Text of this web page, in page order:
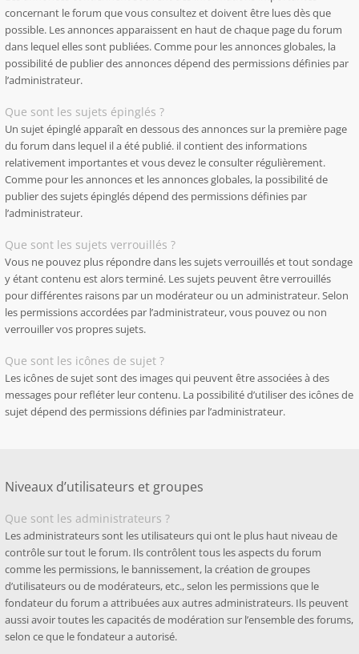
concernant le forum que vous consultez et doivent être lues dès que
possible. Les annonces apparaissent en haut de chaque page du forum
dans lequel elles sont publiées. Comme pour les annonces globales, la
possibilité de publier des annonces dépend des permissions définies par
l’administrateur.
Que sont les sujets épinglés ?
Un sujet épinglé apparaît en dessous des annonces sur la première page
du forum dans lequel il a été publié. il contient des informations
relativement importantes et vous devez le consulter régulièrement.
Comme pour les annonces et les annonces globales, la possibilité de
publier des sujets épinglés dépend des permissions définies par
l’administrateur.
Que sont les sujets verrouillés ?
Vous ne pouvez plus répondre dans les sujets verrouillés et tout sondage
y étant contenu est alors terminé. Les sujets peuvent être verrouillés
pour différentes raisons par un modérateur ou un administrateur. Selon
les permissions accordées par l’administrateur, vous pouvez ou non
verrouiller vos propres sujets.
Que sont les icônes de sujet ?
Les icônes de sujet sont des images qui peuvent être associées à des
messages pour refléter leur contenu. La possibilité d’utiliser des icônes de
sujet dépend des permissions définies par l’administrateur.
Niveaux d’utilisateurs et groupes
Que sont les administrateurs ?
Les administrateurs sont les utilisateurs qui ont le plus haut niveau de
contrôle sur tout le forum. Ils contrôlent tous les aspects du forum
comme les permissions, le bannissement, la création de groupes
d’utilisateurs ou de modérateurs, etc., selon les permissions que le
fondateur du forum a attribuées aux autres administrateurs. Ils peuvent
aussi avoir toutes les capacités de modération sur l’ensemble des forums,
selon ce que le fondateur a autorisé.